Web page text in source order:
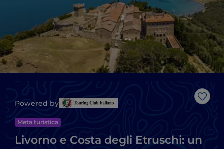
Like
Powered by
Meta turistica
Livorno e Costa degli Etruschi: un